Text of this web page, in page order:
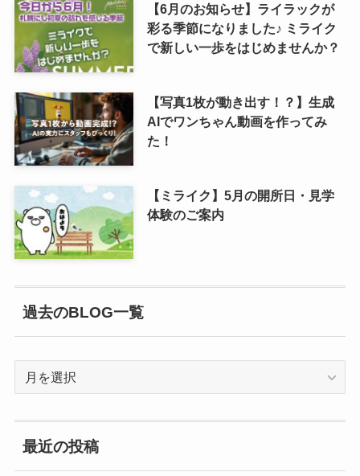
【6月のお知らせ】ライラックが
彩る季節になりました♪ ミライク
で新しい一歩をはじめませんか？
【写真1枚が動き出す！？】生成
AIでワンちゃん動画を作ってみ
た！
【ミライク】5月の開所日・見学
体験のご案内
過去のBLOG一覧
一
覧
最近の投稿